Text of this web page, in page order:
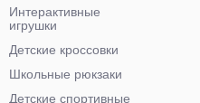
Интерактивные
игрушки
Детские кроссовки
Школьные рюкзаки
Детские спортивные